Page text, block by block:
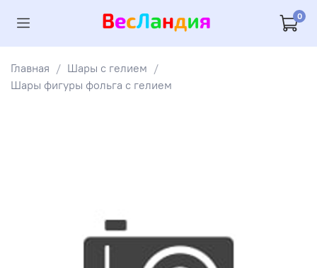
0
Главная
Шары с гелием
Шары фигуры фольга с гелием